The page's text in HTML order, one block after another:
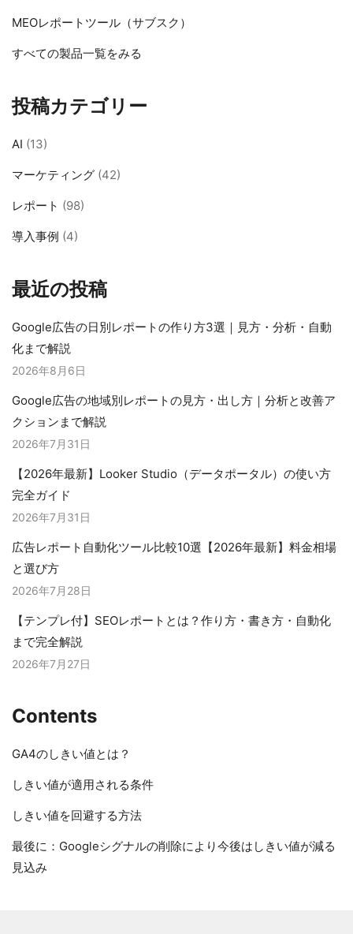
MEOレポートツール（サブスク）
すべての製品一覧をみる
投稿カテゴリー
AI (13)
マーケティング (42)
レポート (98)
導入事例 (4)
最近の投稿
Google広告の日別レポートの作り方3選｜見方・分析・自動
化まで解説
2026年8月6日
Google広告の地域別レポートの見方・出し方｜分析と改善ア
クションまで解説
2026年7月31日
【2026年最新】Looker Studio（データポータル）の使い方
完全ガイド
2026年7月31日
広告レポート自動化ツール比較10選【2026年最新】料金相場
と選び方
2026年7月28日
【テンプレ付】SEOレポートとは？作り方・書き方・自動化
まで完全解説
2026年7月27日
Contents
GA4のしきい値とは？
しきい値が適用される条件
しきい値を回避する方法
最後に：Googleシグナルの削除により今後はしきい値が減る
見込み